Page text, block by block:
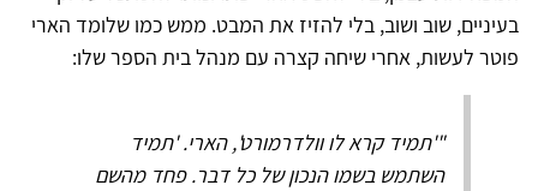
בעיניים, שוב ושוב, בלי להזיז את המבט. ממש כמו שלומד הארי
פוטר לעשות, אחרי שיחה קצרה עם מנהל בית הספר שלו:
"'תמיד קרא לו וולדרמורט', הארי. 'תמיד
השתמש בשמו הנכון של כל דבר. פחד מהשם